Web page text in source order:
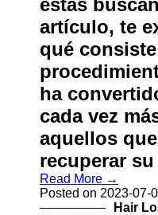
estás
artículo, te
qué
ha
cada vez
aquellos
recuperar
Read More →
Posted on 2023-07-
Hair